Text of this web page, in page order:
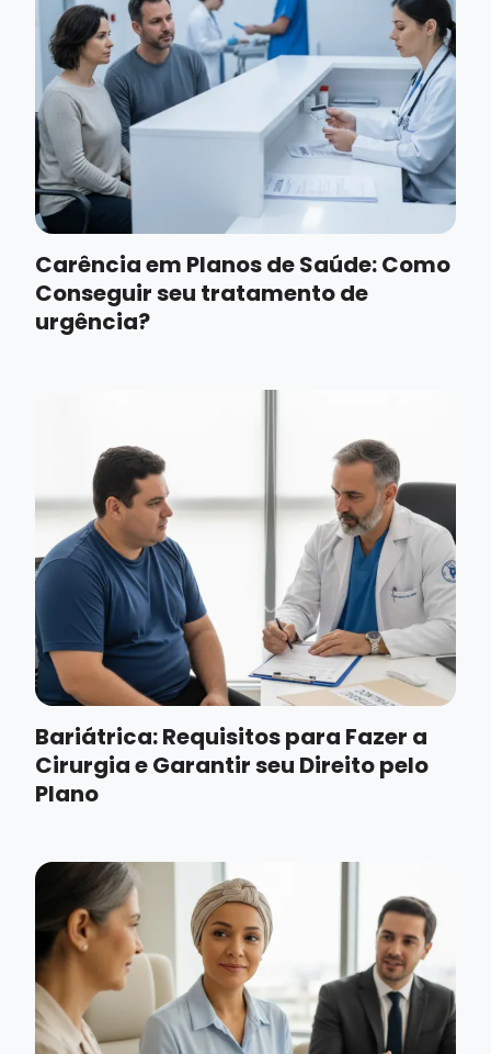
Carência em Planos de Saúde: Como
Conseguir seu tratamento de
urgência?
Bariátrica: Requisitos para Fazer a
Cirurgia e Garantir seu Direito pelo
Plano